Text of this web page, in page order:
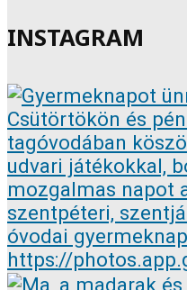
INSTAGRAM